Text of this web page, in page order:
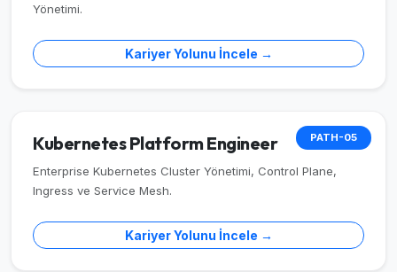
Yönetimi.
Kariyer Yolunu İncele →
PATH-05
Kubernetes Platform Engineer
Enterprise Kubernetes Cluster Yönetimi, Control Plane,
Ingress ve Service Mesh.
Kariyer Yolunu İncele →